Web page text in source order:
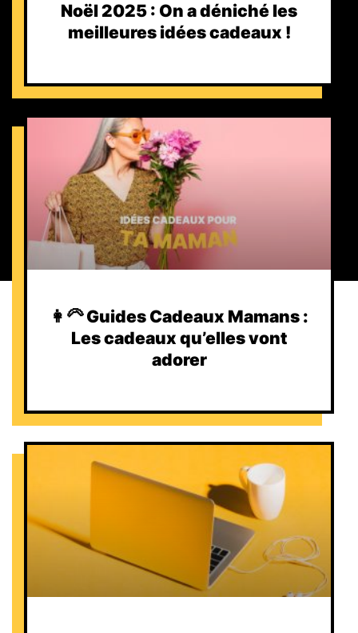
Noël 2025 : On a déniché les
meilleures idées cadeaux !
👩‍🦳 Guides Cadeaux Mamans :
Les cadeaux qu’elles vont
adorer